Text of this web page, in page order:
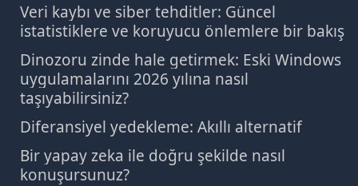
Veri kaybı ve siber tehditler: Güncel
istatistiklere ve koruyucu önlemlere bir bakış
Dinozoru zinde hale getirmek: Eski Windows
uygulamalarını 2026 yılına nasıl
taşıyabilirsiniz?
Diferansiyel yedekleme: Akıllı alternatif
Bir yapay zeka ile doğru şekilde nasıl
konuşursunuz?